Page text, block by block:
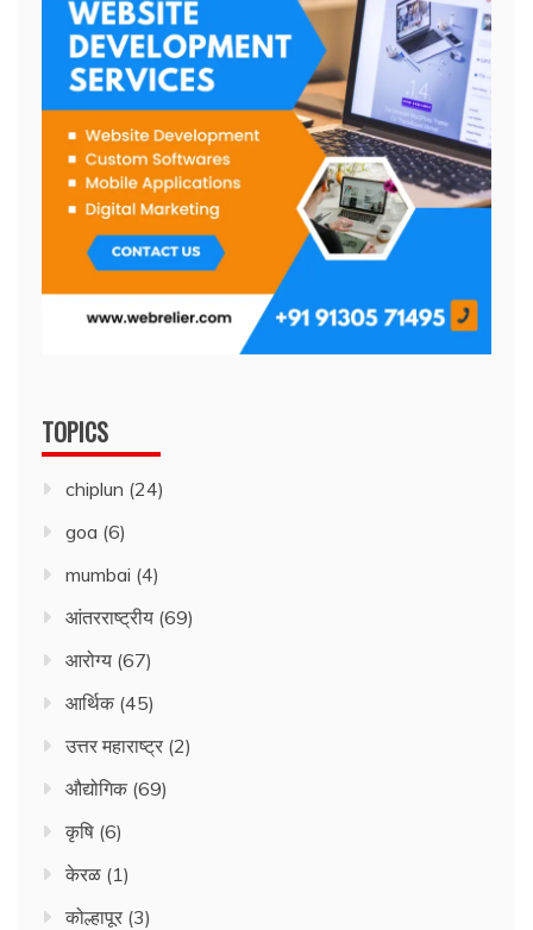
TOPICS
chiplun (24)
goa (6)
mumbai (4)
आंतरराष्ट्रीय (69)
आरोग्य (67)
आर्थिक (45)
उत्तर महाराष्ट्र (2)
औद्योगिक (69)
कृषि (6)
केरळ (1)
कोल्हापूर (3)